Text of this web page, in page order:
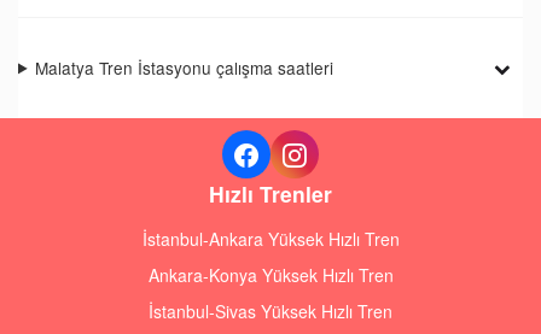
Malatya Tren İstasyonu çalışma saatleri
Hızlı Trenler
İstanbul-Ankara Yüksek Hızlı Tren
Ankara-Konya Yüksek Hızlı Tren
İstanbul-Sivas Yüksek Hızlı Tren